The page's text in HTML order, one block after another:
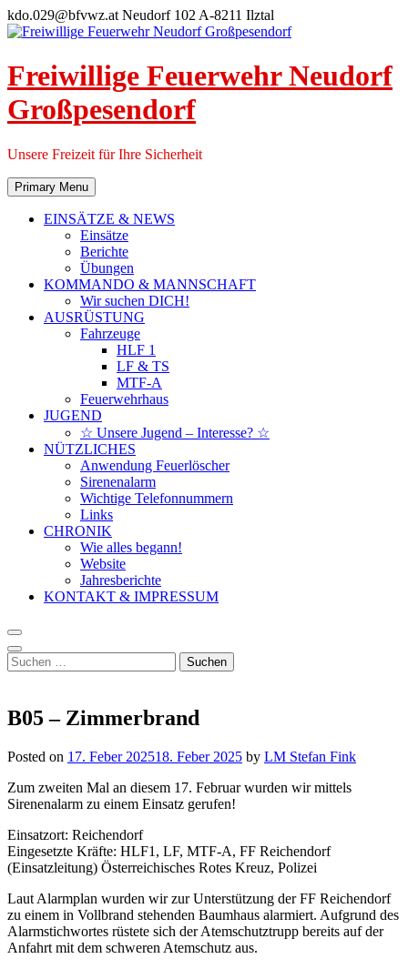
Skip
to
kdo.029@bfvwz.at Neudorf 102 A-8211 Ilztal
Freiwillige Feuerwehr Neudorf
Großpesendorf
Unsere Freizeit für Ihre Sicherheit
Primary Menu
EINSÄTZE & NEWS
Einsätze
Berichte
Übungen
KOMMANDO & MANNSCHAFT
Wir suchen DICH!
AUSRÜSTUNG
Fahrzeuge
HLF 1
LF & TS
MTF-A
Feuerwehrhaus
JUGEND
☆ Unsere Jugend – Interesse? ☆
NÜTZLICHES
Anwendung Feuerlöscher
Sirenenalarm
Wichtige Telefonnummern
Links
CHRONIK
Wie alles begann!
Website
Jahresberichte
KONTAKT & IMPRESSUM
Suchen
nach:
B05 – Zimmerbrand
Posted on 17. Feber 202518. Feber 2025 by LM Stefan Fink
Zum zweiten Mal an diesem 17. Februar wurden wir mittels
Sirenenalarm zu einem Einsatz gerufen!
Einsatzort: Reichendorf
Eingesetzte Kräfte: HLF1, LF, MTF-A, FF Reichendorf
(Einsatzleitung) Österreichisches Rotes Kreuz, Polizei
Laut Alarmplan wurden wir zur Unterstützung der FF Reichendorf
zu einem in Vollbrand stehenden Baumhaus alarmiert. Aufgrund des
Alarmstichwortes rüstete sich der Atemschutztrupp bereits auf der
Anfahrt mit dem schweren Atemschutz aus.